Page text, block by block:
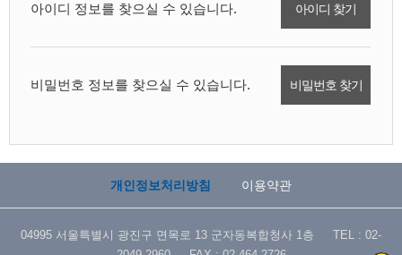
아이디 정보를 찾으실 수 있습니다. 아이디 찾기
비밀번호 정보를 찾으실 수 있습니다. 비밀번호 찾기
개인정보처리방침 이용약관
04995 서울특별시 광진구 면목로 13 군자동복합청사 1층 TEL : 02-